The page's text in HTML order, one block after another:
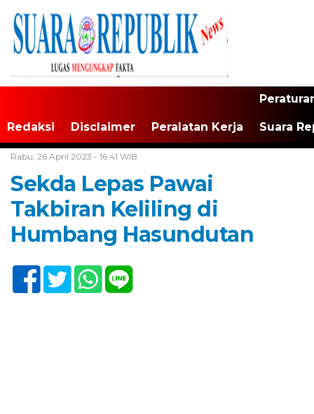
Redaksi Disclaimer Peralatan Kerja Suara
Rabu, 26 April 2023 - 16:41 WIB
Sekda Lepas Pawai
Takbiran Keliling di
Humbang Hasundutan